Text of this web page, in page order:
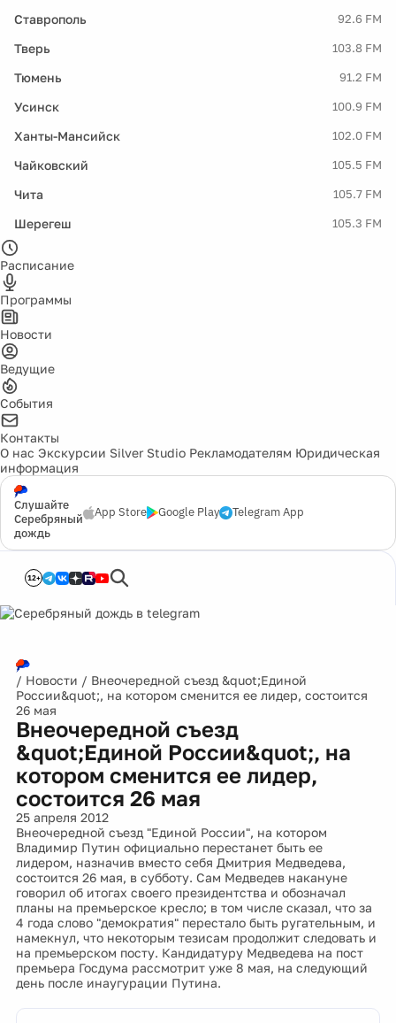
Ставрополь 92.6 FM
Тверь 103.8 FM
Тюмень 91.2 FM
Усинск 100.9 FM
Ханты-Мансийск 102.0 FM
Чайковский 105.5 FM
Чита 105.7 FM
Шерегеш 105.3 FM
Расписание
Программы
Новости
Ведущие
События
Контакты
О нас Экскурсии Silver Studio Рекламодателям Юридическая
информация
Слушайте
Серебряный
дождь
App Store Google Play Telegram App
12+
/ Новости / Внеочередной съезд &quot;Единой
России&quot;, на котором сменится ее лидер, состоится
26 мая
Внеочередной съезд
&quot;Единой России&quot;, на
котором сменится ее лидер,
состоится 26 мая
25 апреля 2012
Внеочередной съезд "Единой России", на котором
Владимир Путин официально перестанет быть ее
лидером, назначив вместо себя Дмитрия Медведева,
состоится 26 мая, в субботу. Сам Медведев накануне
говорил об итогах своего президентства и обозначал
планы на премьерское кресло; в том числе сказал, что за
4 года слово "демократия" перестало быть ругательным, и
намекнул, что некоторым тезисам продолжит следовать и
на премьерском посту. Кандидатуру Медведева на пост
премьера Госдума рассмотрит уже 8 мая, на следующий
день после инаугурации Путина.